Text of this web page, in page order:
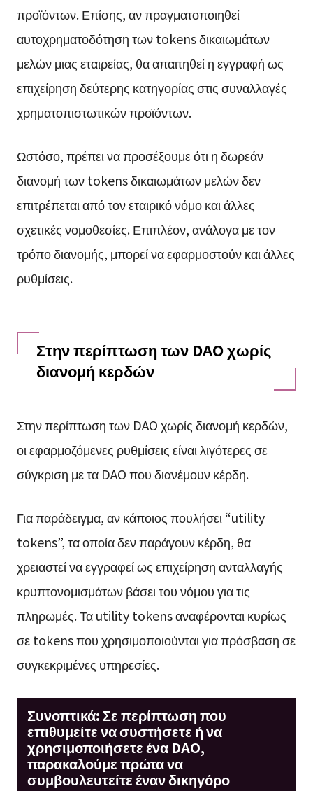
προϊόντων. Επίσης, αν πραγματοποιηθεί
αυτοχρηματοδότηση των tokens δικαιωμάτων
μελών μιας εταιρείας, θα απαιτηθεί η εγγραφή ως
επιχείρηση δεύτερης κατηγορίας στις συναλλαγές
χρηματοπιστωτικών προϊόντων.
Ωστόσο, πρέπει να προσέξουμε ότι η δωρεάν
διανομή των tokens δικαιωμάτων μελών δεν
επιτρέπεται από τον εταιρικό νόμο και άλλες
σχετικές νομοθεσίες. Επιπλέον, ανάλογα με τον
τρόπο διανομής, μπορεί να εφαρμοστούν και άλλες
ρυθμίσεις.
Στην περίπτωση των DAO χωρίς
διανομή κερδών
Στην περίπτωση των DAO χωρίς διανομή κερδών,
οι εφαρμοζόμενες ρυθμίσεις είναι λιγότερες σε
σύγκριση με τα DAO που διανέμουν κέρδη.
Για παράδειγμα, αν κάποιος πουλήσει “utility
tokens”, τα οποία δεν παράγουν κέρδη, θα
χρειαστεί να εγγραφεί ως επιχείρηση ανταλλαγής
κρυπτονομισμάτων βάσει του νόμου για τις
πληρωμές. Τα utility tokens αναφέρονται κυρίως
σε tokens που χρησιμοποιούνται για πρόσβαση σε
συγκεκριμένες υπηρεσίες.
Συνοπτικά: Σε περίπτωση που
επιθυμείτε να συστήσετε ή να
χρησιμοποιήσετε ένα DAO,
παρακαλούμε πρώτα να
συμβουλευτείτε έναν δικηγόρο